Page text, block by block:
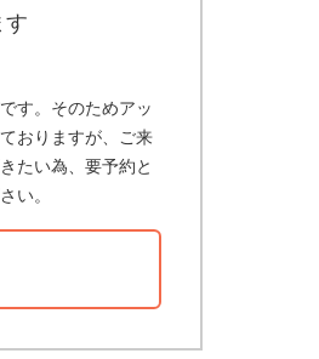
す
す。そのためアッ
おりますが、ご来
たい為、要予約と
い。